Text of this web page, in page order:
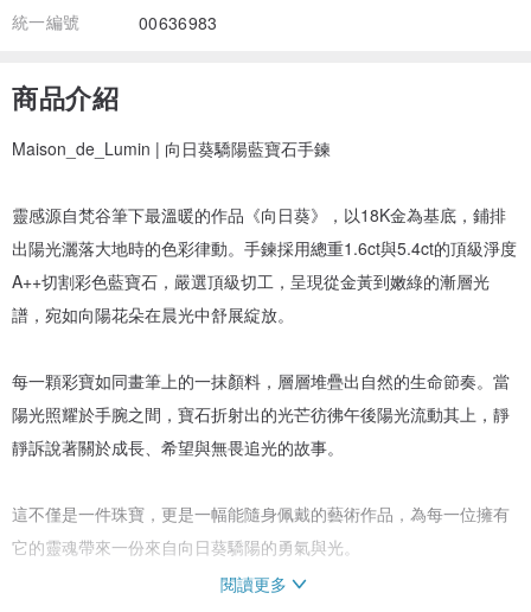
統一編號
00636983
商品介紹
Maison_de_Lumin | 向日葵驕陽藍寶石手鍊
靈感源自梵谷筆下最溫暖的作品《向日葵》，以18K金為基底，鋪排
出陽光灑落大地時的色彩律動。手鍊採用總重1.6ct與5.4ct的頂級淨度
A++切割彩色藍寶石，嚴選頂級切工，呈現從金黃到嫩綠的漸層光
譜，宛如向陽花朵在晨光中舒展綻放。
每一顆彩寶如同畫筆上的一抹顏料，層層堆疊出自然的生命節奏。當
陽光照耀於手腕之間，寶石折射出的光芒彷彿午後陽光流動其上，靜
靜訴說著關於成長、希望與無畏追光的故事。
這不僅是一件珠寶，更是一幅能隨身佩戴的藝術作品，為每一位擁有
它的靈魂帶來一份來自向日葵驕陽的勇氣與光。
閱讀更多